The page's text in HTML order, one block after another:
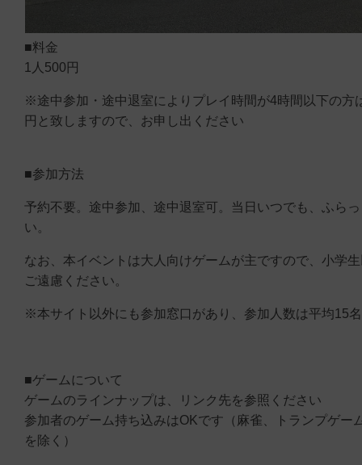
■料金
1人500円
※途中参加・途中退室によりプレイ時間が4時間以下の方
円と致しますので、お申し出ください
■参加方法
予約不要。途中参加、途中退室可。当日いつでも、ふら
い。
なお、本イベントは大人向けゲームが主ですので、小学
ご遠慮ください。
※本サイト以外にも参加窓口があり、参加人数は平均15
■ゲームについて
ゲームのラインナップは、リンク先を参照ください
参加者のゲーム持ち込みはOKです（麻雀、トランプゲー
を除く）